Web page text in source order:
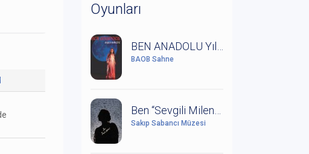
Oyunları
BAOB Sahne
Sakıp Sabancı Müzesi